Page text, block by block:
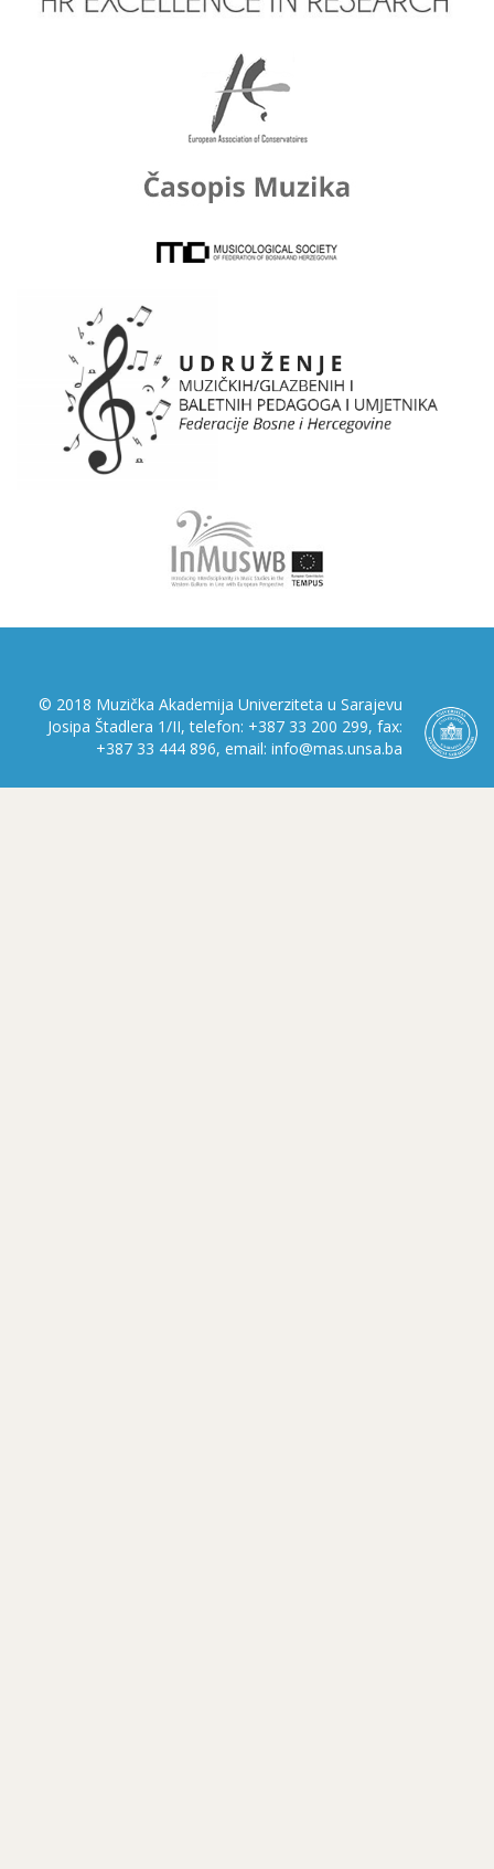
© 2018 Muzička Akademija Univerziteta u Sarajevu
Josipa Štadlera 1/II, telefon: +387 33 200 299, fax:
+387 33 444 896, email: info@mas.unsa.ba